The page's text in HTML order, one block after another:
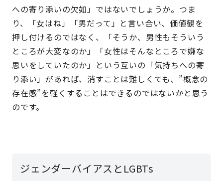
への寄り添いの欠如」ではないでしょうか。つま
り、「女はね」「男だって」と言い合い、価値観を
押し付けるのではなく、「そうか、男性もそういう
ところが大変なのか」「女性はそんなところで嫌な
思いをしていたのか」という互いの「気持ちへの寄
り添い」があれば、消すことは難しくても、”概念の
存在感”を軽くすることはできるのではないかと思う
のです。
ジェンダーバイアスとLGBTs